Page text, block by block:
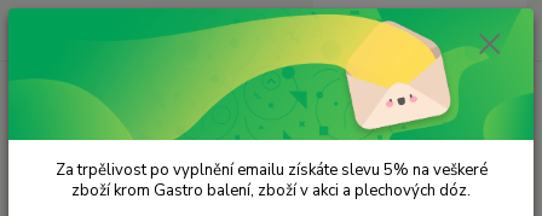
Menu
Hledat
ks
za 0,00 Kč
Za trpělivost po vyplnění emailu získáte slevu 5% na veškeré
zboží krom Gastro balení, zboží v akci a plechových dóz.